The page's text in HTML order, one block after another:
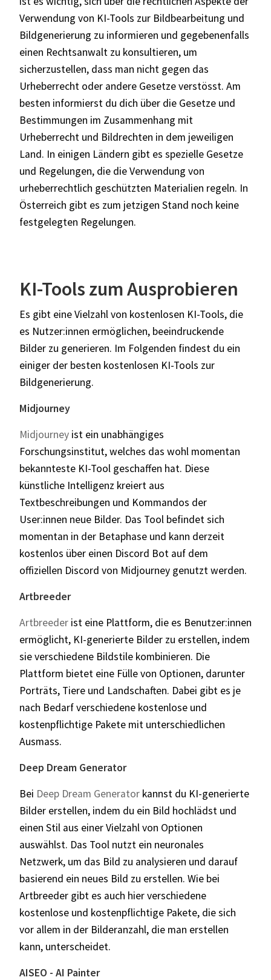
Verwendung von KI-Tools zur Bildbearbeitung und
Bildgenerierung zu informieren und gegebenenfalls
einen Rechtsanwalt zu konsultieren, um
sicherzustellen, dass man nicht gegen das
Urheberrecht oder andere Gesetze verstösst. Am
besten informierst du dich über die Gesetze und
Bestimmungen im Zusammenhang mit
Urheberrecht und Bildrechten in dem jeweiligen
Land. In einigen Ländern gibt es spezielle Gesetze
und Regelungen, die die Verwendung von
urheberrechtlich geschützten Materialien regeln. In
Österreich gibt es zum jetzigen Stand noch keine
festgelegten Regelungen.
KI-Tools zum Ausprobieren
Es gibt eine Vielzahl von kostenlosen KI-Tools, die
es Nutzer:innen ermöglichen, beeindruckende
Bilder zu generieren. Im Folgenden findest du ein
einiger der besten kostenlosen KI-Tools zur
Bildgenerierung.
Midjourney
Midjourney ist ein unabhängiges
Forschungsinstitut, welches das wohl momentan
bekannteste KI-Tool geschaffen hat. Diese
künstliche Intelligenz kreiert aus
Textbeschreibungen und Kommandos der
User:innen neue Bilder. Das Tool befindet sich
momentan in der Betaphase und kann derzeit
kostenlos über einen Discord Bot auf dem
offiziellen Discord von Midjourney genutzt werden.
Artbreeder
Artbreeder ist eine Plattform, die es Benutzer:innen
ermöglicht, KI-generierte Bilder zu erstellen, indem
sie verschiedene Bildstile kombinieren. Die
Plattform bietet eine Fülle von Optionen, darunter
Porträts, Tiere und Landschaften. Dabei gibt es je
nach Bedarf verschiedene kostenlose und
kostenpflichtige Pakete mit unterschiedlichen
Ausmass.
Deep Dream Generator
Bei Deep Dream Generator kannst du KI-generierte
Bilder erstellen, indem du ein Bild hochlädst und
einen Stil aus einer Vielzahl von Optionen
auswählst. Das Tool nutzt ein neuronales
Netzwerk, um das Bild zu analysieren und darauf
basierend ein neues Bild zu erstellen. Wie bei
Artbreeder gibt es auch hier verschiedene
kostenlose und kostenpflichtige Pakete, die sich
vor allem in der Bilderanzahl, die man erstellen
kann, unterscheidet.
AISEO - AI Painter